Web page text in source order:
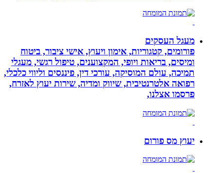
מעגל העסקים
פורומים, קטגוריות, אימון ויעוץ, אישי ציבור, ביטוח
ומיסים, בריאות ויופי, המקצוענים, טיפול רגשי, מעגלי
תמיכה, עולם המוסיקה, עורכי דין, פיננסים וליווי כלכלי,
רפואה אלטרנטיבית, שיווק ומדיה, שירות יעוץ לאזרח,
פרסמו אצלנו,
יעוץ מס פורום